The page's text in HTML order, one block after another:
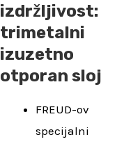
izdržljivost:
trimetalni
izuzetno
otporan sloj
FREUD-ov
specijalni